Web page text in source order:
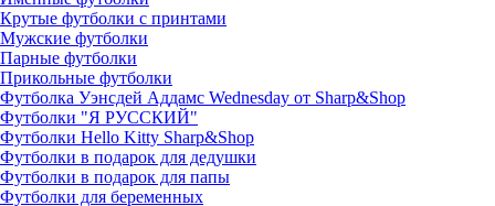
Крутые футболки с принтами
Мужские футболки
Парные футболки
Прикольные футболки
Футболка Уэнсдей Аддамс Wednesday от Sharp&Shop
Футболки "Я РУССКИЙ"
Футболки Hello Kitty Sharp&Shop
Футболки в подарок для дедушки
Футболки в подарок для папы
Футболки для беременных